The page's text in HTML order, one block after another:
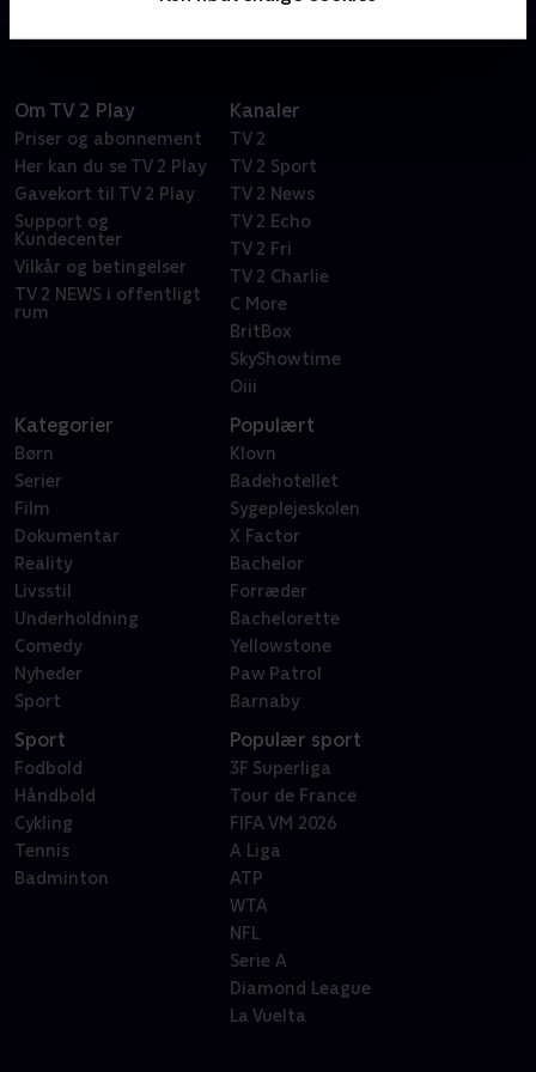
Om TV 2 Play
Priser og abonnement
Her kan du se TV 2 Play
Gavekort til TV 2 Play
Support og
Kundecenter
Vilkår og betingelser
TV 2 NEWS i offentligt
rum
Kanaler
TV 2
TV 2 Sport
TV 2 News
TV 2 Echo
TV 2 Fri
TV 2 Charlie
C More
BritBox
SkyShowtime
Oiii
Kategorier
Børn
Serier
Film
Dokumentar
Reality
Livsstil
Underholdning
Comedy
Nyheder
Sport
Populært
Klovn
Badehotellet
Sygeplejeskolen
X Factor
Bachelor
Forræder
Bachelorette
Yellowstone
Paw Patrol
Barnaby
Sport
Fodbold
Håndbold
Cykling
Tennis
Badminton
Populær sport
3F Superliga
Tour de France
FIFA VM 2026
A Liga
ATP
WTA
NFL
Serie A
Diamond League
La Vuelta